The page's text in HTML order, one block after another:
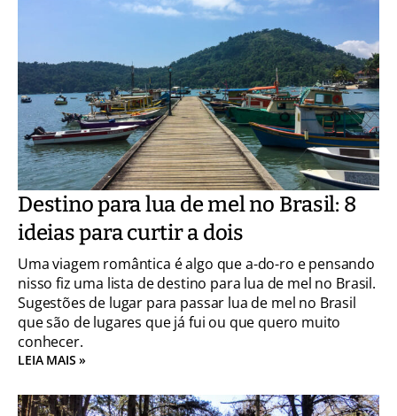
Destino para lua de mel no Brasil: 8
ideias para curtir a dois
Uma viagem romântica é algo que a-do-ro e pensando
nisso fiz uma lista de destino para lua de mel no Brasil.
Sugestões de lugar para passar lua de mel no Brasil
que são de lugares que já fui ou que quero muito
conhecer.
LEIA MAIS »